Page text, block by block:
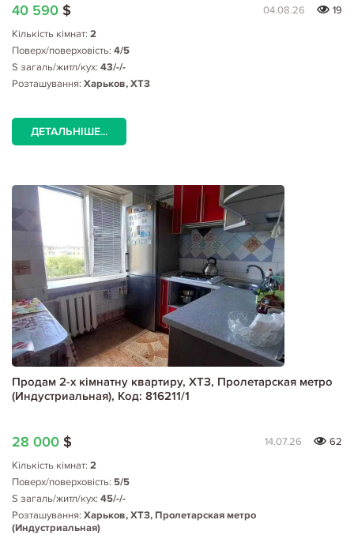
40 590 $ 04.08.26
19
Кількість кімнат: 2
Поверх/поверховість: 4/5
S загаль/житл/кух: 43/-/-
Розташування: Харьков, ХТЗ
ДЕТАЛЬНІШЕ...
Продам 2-х кімнатну квартиру, ХТЗ, Пролетарская метро
(Индустриальная), Код: 816211/1
28 000 $ 14.07.26
62
Кількість кімнат: 2
Поверх/поверховість: 5/5
S загаль/житл/кух: 45/-/-
Розташування: Харьков, ХТЗ, Пролетарская метро
(Индустриальная)